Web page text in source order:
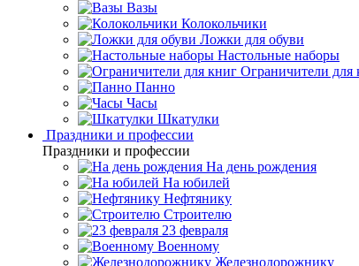
Вазы
Колокольчики
Ложки для обуви
Настольные наборы
Ограничители для
Панно
Часы
Шкатулки
Праздники и профессии
Праздники и профессии
На день рождения
На юбилей
Нефтянику
Строителю
23 февраля
Военному
Железнодорожнику